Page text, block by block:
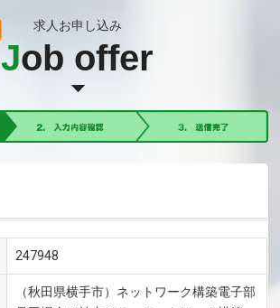
求人お申し込み
Job offer
247948
（秋田県横手市）ネットワーク構築電子部